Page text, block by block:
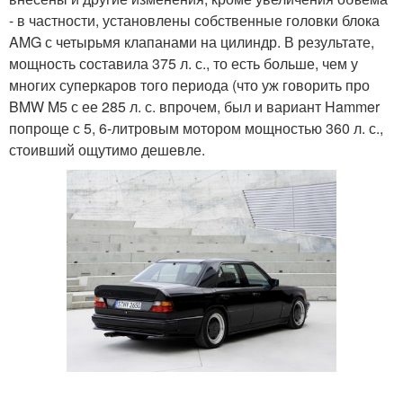
- в частности, установлены собственные головки блока
AMG с четырьмя клапанами на цилиндр. В результате,
мощность составила 375 л. с., то есть больше, чем у
многих суперкаров того периода (что уж говорить про
BMW M5 с ее 285 л. с. впрочем, был и вариант Hammer
попроще с 5, 6-литровым мотором мощностью 360 л. с.,
стоивший ощутимо дешевле.